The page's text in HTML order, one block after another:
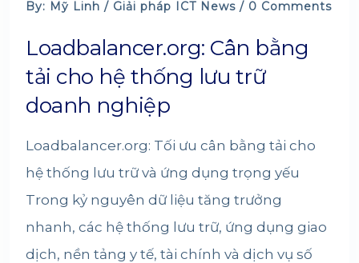
By: Mỹ Linh / Giải pháp ICT News / 0 Comments
Loadbalancer.org: Cân bằng
tải cho hệ thống lưu trữ
doanh nghiệp
Loadbalancer.org: Tối ưu cân bằng tải cho
hệ thống lưu trữ và ứng dụng trọng yếu
Trong kỷ nguyên dữ liệu tăng trưởng
nhanh, các hệ thống lưu trữ, ứng dụng giao
dịch, nền tảng y tế, tài chính và dịch vụ số